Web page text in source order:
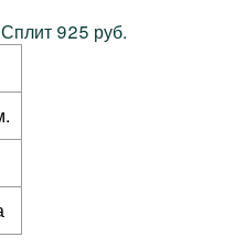
Сплит 925 руб.